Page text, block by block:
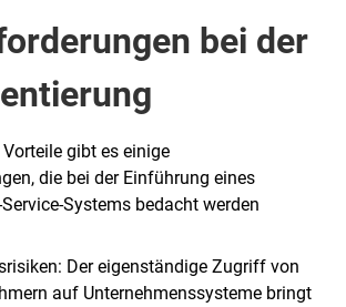
bei der
gibt es einige
die bei der Einführung eines
Systems bedacht werden
Der eigenständige Zugriff von
auf Unternehmenssysteme bringt